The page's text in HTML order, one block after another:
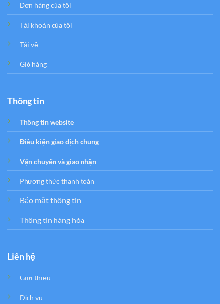
Đơn hàng của tôi
Tải khoản của tôi
Tải về
Giỏ hàng
Thông tin
Thông tin website
Điều kiện giao dịch chung
Vận chuyển và giao nhận
Phương thức thanh toán
Bảo mật thông tin
Thông tin hàng hóa
Liên hệ
Giới thiệu
Dịch vụ